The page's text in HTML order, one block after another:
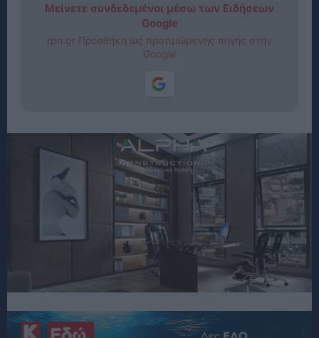
Μείνετε συνδεδεμένοι μέσω των Ειδήσεων
Google
rpn.gr Προσθήκη ως προτιμώμενης πηγής στην
Google